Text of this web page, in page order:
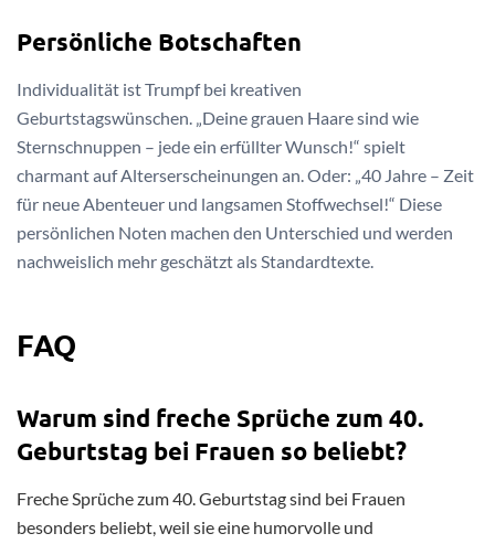
Persönliche Botschaften
Individualität ist Trumpf bei kreativen
Geburtstagswünschen. „Deine grauen Haare sind wie
Sternschnuppen – jede ein erfüllter Wunsch!“ spielt
charmant auf Alterserscheinungen an. Oder: „40 Jahre – Zeit
für neue Abenteuer und langsamen Stoffwechsel!“ Diese
persönlichen Noten machen den Unterschied und werden
nachweislich mehr geschätzt als Standardtexte.
FAQ
Warum sind freche Sprüche zum 40.
Geburtstag bei Frauen so beliebt?
Freche Sprüche zum 40. Geburtstag sind bei Frauen
besonders beliebt, weil sie eine humorvolle und